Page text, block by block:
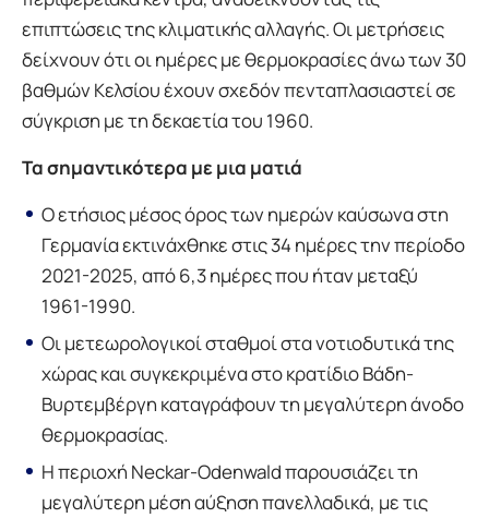
επιπτώσεις της κλιματικής αλλαγής. Οι μετρήσεις
δείχνουν ότι οι ημέρες με θερμοκρασίες άνω των 30
βαθμών Κελσίου έχουν σχεδόν πενταπλασιαστεί σε
σύγκριση με τη δεκαετία του 1960.
Τα σημαντικότερα με μια ματιά
Ο ετήσιος μέσος όρος των ημερών καύσωνα στη
Γερμανία εκτινάχθηκε στις 34 ημέρες την περίοδο
2021-2025, από 6,3 ημέρες που ήταν μεταξύ
1961-1990.
Οι μετεωρολογικοί σταθμοί στα νοτιοδυτικά της
χώρας και συγκεκριμένα στο κρατίδιο Βάδη-
Βυρτεμβέργη καταγράφουν τη μεγαλύτερη άνοδο
θερμοκρασίας.
Η περιοχή Neckar-Odenwald παρουσιάζει τη
μεγαλύτερη μέση αύξηση πανελλαδικά, με τις